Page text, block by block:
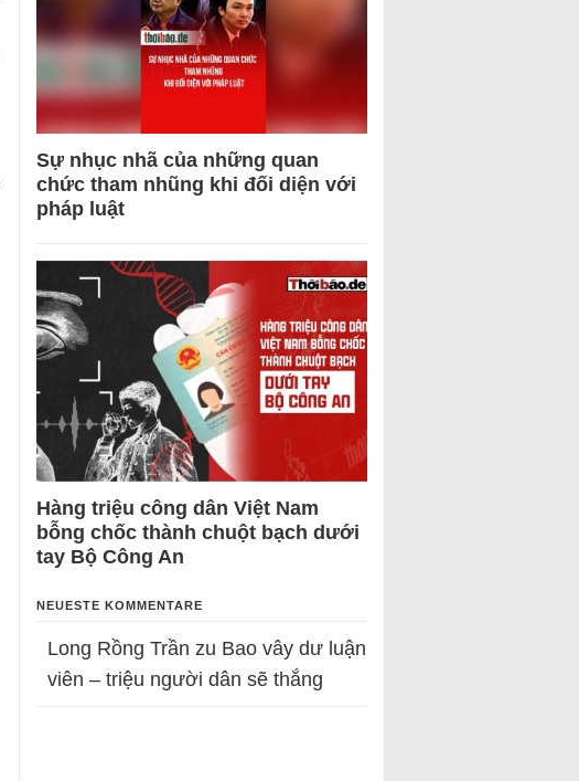
Sự nhục nhã của những quan
chức tham nhũng khi đối diện với
pháp luật
Hàng triệu công dân Việt Nam
bỗng chốc thành chuột bạch dưới
tay Bộ Công An
NEUESTE KOMMENTARE
Long Rồng Trần zu Bao vây dư luận
viên – triệu người dân sẽ thắng